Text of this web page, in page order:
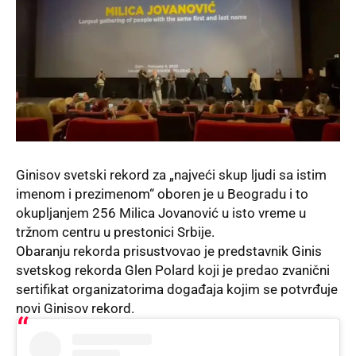
Ginisov svetski rekord za „najveći skup ljudi sa istim
imenom i prezimenom“ oboren je u Beogradu i to
okupljanjem 256 Milica Jovanović u isto vreme u
tržnom centru u prestonici Srbije.
Obaranju rekorda prisustvovao je predstavnik Ginis
svetskog rekorda Glen Polard koji je predao zvanični
sertifikat organizatorima događaja kojim se potvrđuje
novi Ginisov rekord.